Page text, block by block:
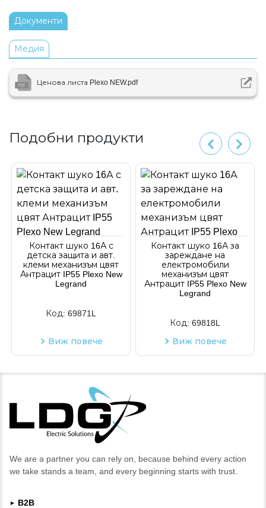
Документи
Медия
Ценова листа Plexo NEW.pdf
Подобни продукти
Контакт шуко 16А с
детска защита и авт.
клеми механизъм цвят
Антрацит IP55 Plexo New
Legrand
Код: 69871L
Виж повече
Контакт шуко 16А за
зареждане на
електромобили
механизъм цвят
Антрацит IP55 Plexo New
Legrand
Код: 69818L
Виж повече
We are a partner you can rely on, because behind every action
we take stands a team, and every beginning starts with trust.
►
B2B